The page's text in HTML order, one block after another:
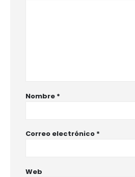
Nombre *
Correo electrónico *
Web